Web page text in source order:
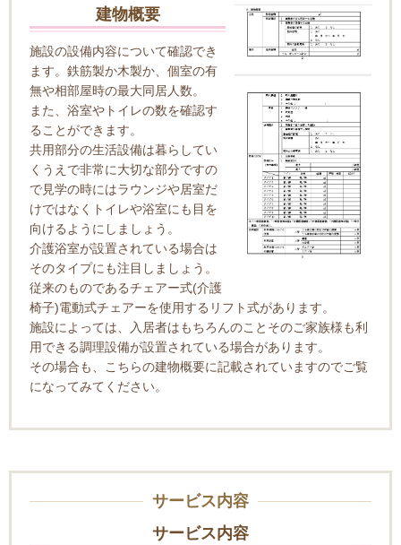
建物概要
施設の設備内容について確認でき
ます。鉄筋製か木製か、個室の有
無や相部屋時の最大同居人数。
また、浴室やトイレの数を確認す
ることができます。
共用部分の生活設備は暮らしてい
くうえで非常に大切な部分ですの
で見学の時にはラウンジや居室だ
けではなくトイレや浴室にも目を
向けるようにしましょう。
介護浴室が設置されている場合は
そのタイプにも注目しましょう。
従来のものであるチェアー式(介護
椅子)電動式チェアーを使用するリフト式があります。
施設によっては、入居者はもちろんのことそのご家族様も利
用できる調理設備が設置されている場合があります。
その場合も、こちらの建物概要に記載されていますのでご覧
になってみてください。
サービス内容
サービス内容